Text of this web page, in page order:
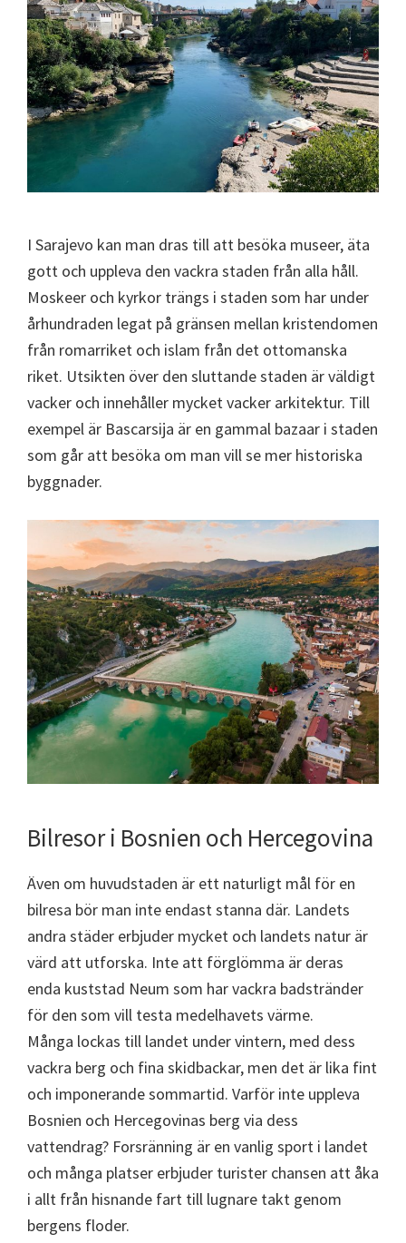
I Sarajevo kan man dras till att besöka museer, äta
gott och uppleva den vackra staden från alla håll.
Moskeer och kyrkor trängs i staden som har under
århundraden legat på gränsen mellan kristendomen
från romarriket och islam från det ottomanska
riket. Utsikten över den sluttande staden är väldigt
vacker och innehåller mycket vacker arkitektur. Till
exempel är Bascarsija är en gammal bazaar i staden
som går att besöka om man vill se mer historiska
byggnader.
Bilresor i Bosnien och Hercegovina
Även om huvudstaden är ett naturligt mål för en
bilresa bör man inte endast stanna där. Landets
andra städer erbjuder mycket och landets natur är
värd att utforska. Inte att förglömma är deras
enda kuststad Neum som har vackra badstränder
för den som vill testa medelhavets värme.
Många lockas till landet under vintern, med dess
vackra berg och fina skidbackar, men det är lika fint
och imponerande sommartid. Varför inte uppleva
Bosnien och Hercegovinas berg via dess
vattendrag? Forsränning är en vanlig sport i landet
och många platser erbjuder turister chansen att åka
i allt från hisnande fart till lugnare takt genom
bergens floder.